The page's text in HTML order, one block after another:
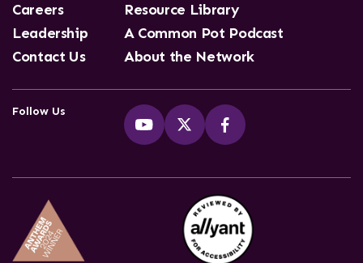
Careers
Leadership
Contact Us
Resource Library
A Common Pot Podcast
About the Network
Follow Us